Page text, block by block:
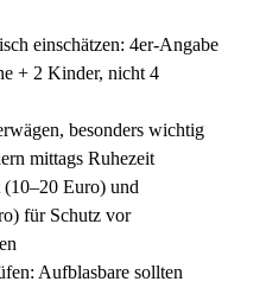
einschätzen: 4er-Angabe
+ 2 Kinder, nicht 4
besonders wichtig
mittags Ruhezeit
(10–20 Euro) und
für Schutz vor
Aufblasbare sollten